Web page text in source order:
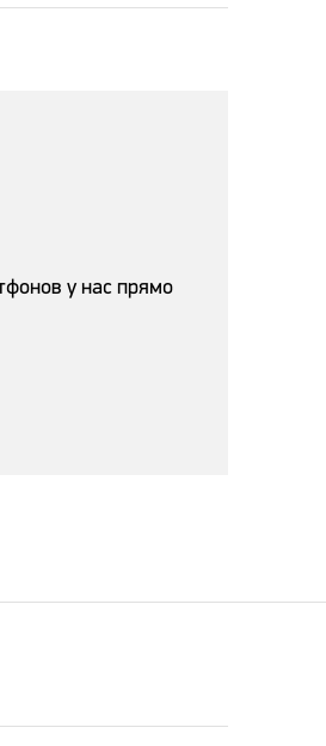
у нас прямо